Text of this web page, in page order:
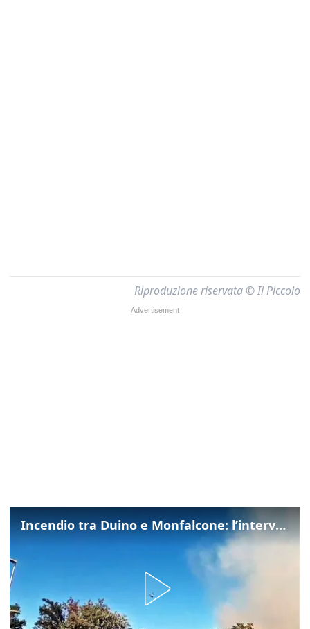
Riproduzione riservata © Il Piccolo
Incendio tra Duino e Monfalcone: l’intervento dei vigili del fuoco